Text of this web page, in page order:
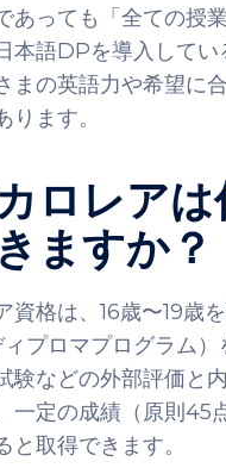
あっても「全ての授
本語DPを導入してい
まの英語力や希望に
ります。
ロレア
ますか？
資格は、16歳〜19歳
プロマプログラム）
験などの外部評価と
一定の成績（原則45
と取得できます。